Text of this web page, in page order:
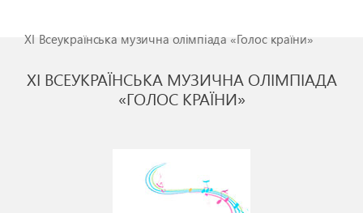
ХІ Всеукраїнська музична олімпіада «Голос країни»
ХІ ВСЕУКРАЇНСЬКА МУЗИЧНА ОЛІМПІАДА
«ГОЛОС КРАЇНИ»